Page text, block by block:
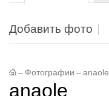
Добавить фото
– Фотографии – anaole
anaole